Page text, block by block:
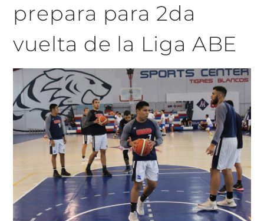
prepara para 2da
vuelta de la Liga ABE